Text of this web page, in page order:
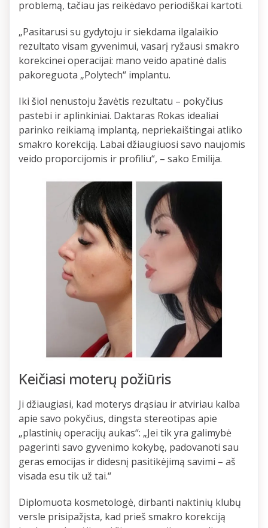
problemą, tačiau jas reikėdavo periodiškai kartoti.
„Pasitarusi su gydytoju ir siekdama ilgalaikio
rezultato visam gyvenimui, vasarį ryžausi smakro
korekcinei operacijai: mano veido apatinė dalis
pakoreguota „Polytech“ implantu.
Iki šiol nenustoju žavėtis rezultatu – pokyčius
pastebi ir aplinkiniai. Daktaras Rokas idealiai
parinko reikiamą implantą, nepriekaištingai atliko
smakro korekciją. Labai džiaugiuosi savo naujomis
veido proporcijomis ir profiliu“, – sako Emilija.
Keičiasi moterų požiūris
Ji džiaugiasi, kad moterys drąsiau ir atviriau kalba
apie savo pokyčius, dingsta stereotipas apie
„plastinių operacijų aukas“: „Jei tik yra galimybė
pagerinti savo gyvenimo kokybę, padovanoti sau
geras emocijas ir didesnį pasitikėjimą savimi – aš
visada esu tik už tai.“
Diplomuota kosmetologė, dirbanti naktinių klubų
versle prisipažįsta, kad prieš smakro korekciją